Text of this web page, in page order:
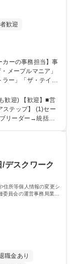
歓迎
ラー」「ザ・テイラ
、オリジナル菓子
商品のマスター登
■契約書管理業務
歓迎) 【歓迎】■営
リーダー→統括リ
だき、会社として
デスクワーク
住所等個人情報の変更シ
員会の運営事務局業務
職金あり